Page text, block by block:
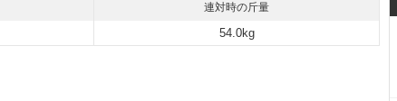
連対時の斤量
54.0kg